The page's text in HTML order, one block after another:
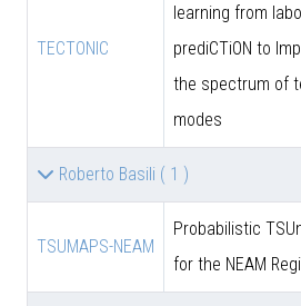
TECTONIC
learning from
prediCTiON to
the spectrum of
modes
Roberto Basili ( 1 )
TSUMAPS-NEAM
Probabilistic
for the NEAM